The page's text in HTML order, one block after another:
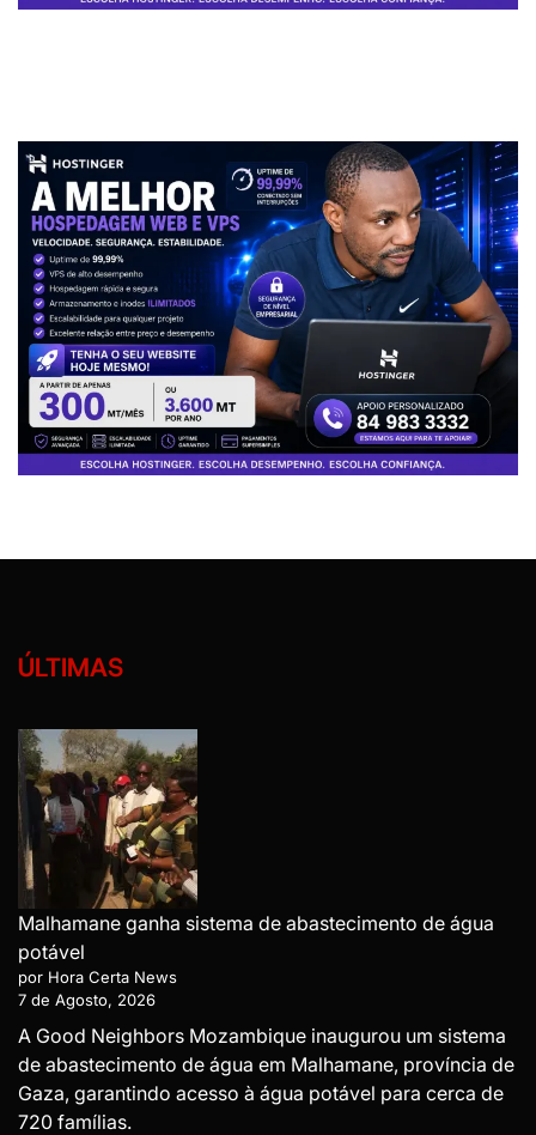
ÚLTIMAS
Malhamane ganha sistema de abastecimento de água
potável
por Hora Certa News
7 de Agosto, 2026
A Good Neighbors Mozambique inaugurou um sistema
de abastecimento de água em Malhamane, província de
Gaza, garantindo acesso à água potável para cerca de
720 famílias.